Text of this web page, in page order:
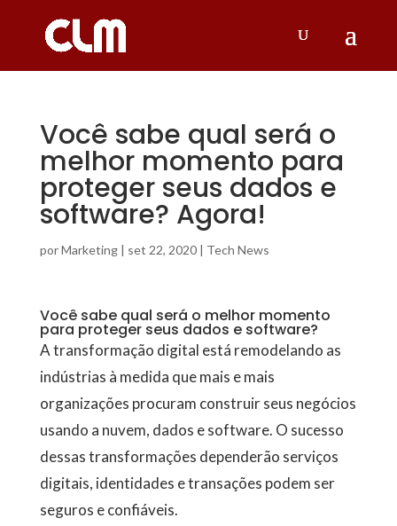
Você sabe qual será o
melhor momento para
proteger seus dados e
software? Agora!
porMarketing| set 22, 2020| Tech News
Você sabe qual será o melhor momento
para proteger seus dados e software?
A transformação digital está remodelando as
indústrias à medida que mais e mais
organizações procuram construir seus negócios
usando a nuvem, dados e software. O sucesso
dessas transformações dependerão serviços
digitais, identidades e transações podem ser
seguros e confiáveis.